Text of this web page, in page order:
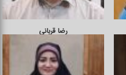
رضا قربانی